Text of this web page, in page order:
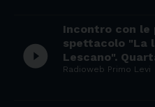
play_circle_filled
Incontro con
spettacolo "La
Lescano".
Radioweb Primo Levi